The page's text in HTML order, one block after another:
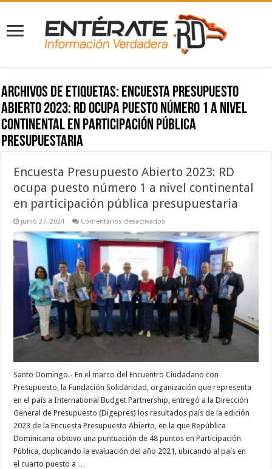
Archivos de etiquetas: Encuesta Presupuesto
Abierto 2023: RD ocupa puesto número 1 a nivel
continental en participación pública
presupuestaria
Encuesta Presupuesto Abierto 2023: RD
ocupa puesto número 1 a nivel continental
en participación pública presupuestaria
junio 27, 2024 Comentarios desactivados
Presupuesto
Abierto
2023:
ocupa
puesto
número
1
a
continental
en
participación
pública
Santo Domingo.- En el marco del Encuentro Ciudadano con
Presupuesto, la Fundación Solidaridad, organización que representa
en el país a International Budget Partnership, entregó a la Dirección
General de Presupuesto (Digepres) los resultados país de la edición
2023 de la Encuesta Presupuesto Abierto, en la que República
Dominicana obtuvo una puntuación de 48 puntos en Participación
Pública, duplicando la evaluación del año 2021, ubicando al país en
el cuarto puesto a …